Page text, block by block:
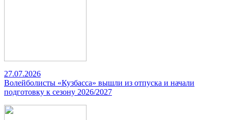
27.07.2026
Волейболисты «Кузбасса» вышли из отпуска и начали
подготовку к сезону 2026/2027